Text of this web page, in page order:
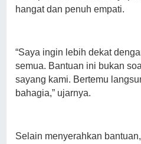
hangat dan penuh empati.
“Saya ingin lebih dekat
semua. Bantuan ini bukan
sayang kami. Bertemu
bahagia,” ujarnya.
Selain menyerahkan